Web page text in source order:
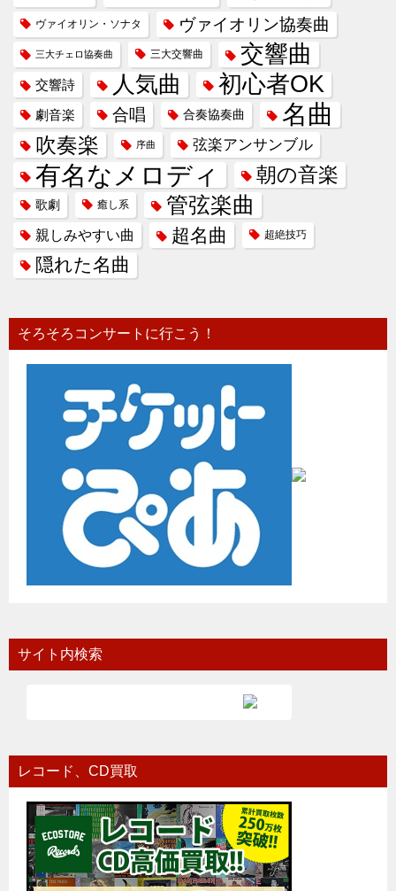
ヴァイオリン・ソナタ ヴァイオリン協奏曲
三大チェロ協奏曲 三大交響曲 交響曲
交響詩 人気曲 初心者OK
劇音楽 合唱 合奏協奏曲 名曲
吹奏楽 序曲 弦楽アンサンブル
有名なメロディ 朝の音楽
歌劇 癒し系 管弦楽曲
親しみやすい曲 超名曲 超絶技巧
隠れた名曲
そろそろコンサートに行こう！
サイト内検索
レコード、CD買取